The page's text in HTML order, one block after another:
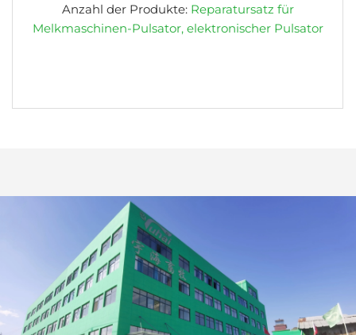
Anzahl der Produkte:Reparatursatz für
Melkmaschinen-Pulsator, elektronischer Pulsator